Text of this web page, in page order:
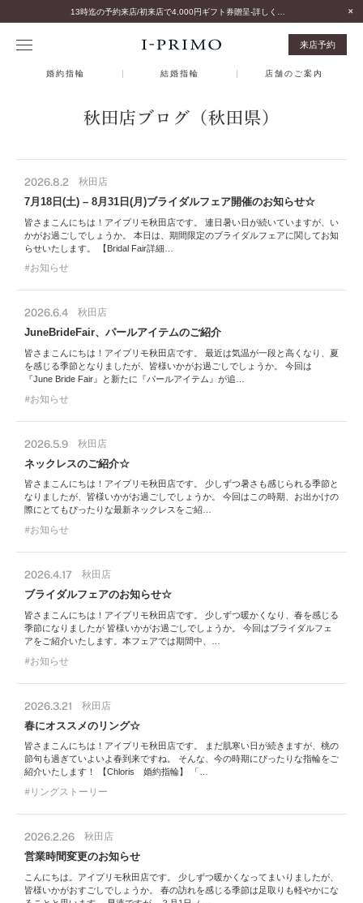
来店予約
婚約指輪 結婚指輪 店舗のご案内
秋田店ブログ（秋田県）
2026.8.2 秋田店
7月18日(土) – 8月31日(月)ブライダルフェア開催のお知らせ☆
皆さまこんにちは！アイプリモ秋田店です。 連日暑い日が続いていますが、い
かがお過ごしでしょうか。 本日は、期間限定のブライダルフェアに関してお知
らせいたします。 【Bridal Fair詳細…
お知らせ
2026.6.4 秋田店
JuneBrideFair、パールアイテムのご紹介
皆さまこんにちは！アイプリモ秋田店です。 最近は気温が一段と高くなり、夏
を感じる季節となりましたが、皆様いかがお過ごしでしょうか。 今回は
『June Bride Fair』と新たに『パールアイテム』が追…
お知らせ
2026.5.9 秋田店
ネックレスのご紹介☆
皆さまこんにちは！アイプリモ秋田店です。 少しずつ暑さも感じられる季節と
なりましたが、皆様いかがお過ごしでしょうか。 今回はこの時期、お出かけの
際にとてもぴったりな最新ネックレスをご紹…
お知らせ
2026.4.17 秋田店
ブライダルフェアのお知らせ☆
皆さまこんにちは！アイプリモ秋田店です。 少しずつ暖かくなり、春を感じる
季節になりましたが 皆様いかがお過ごしでしょうか。 今回はブライダルフェ
アをご紹介いたします。本フェアでは期間中、…
お知らせ
2026.3.21 秋田店
春にオススメのリング☆
皆さまこんにちは！アイプリモ秋田店です。 まだ肌寒い日が続きますが、桃の
節句も過ぎていよいよ春到来ですね。 そんな、今の時期にぴったりな指輪をご
紹介いたします！ 【Chloris 婚約指輪】 「…
リングストーリー
2026.2.26 秋田店
営業時間変更のお知らせ
こんにちは。アイプリモ秋田店です。 少しずつ暖かくなってまいりましたが、
皆様いかがおすごしでしょうか。 春の訪れを感じる季節は足取りも軽やかにな